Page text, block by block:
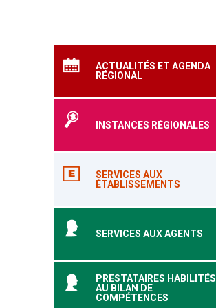
ACTUALITÉS ET AGENDA
RÉGIONAL
INSTANCES RÉGIONALES
SERVICES AUX
ÉTABLISSEMENTS
SERVICES AUX AGENTS
PRESTATAIRES HABILITÉS
AU BILAN DE
COMPÉTENCES